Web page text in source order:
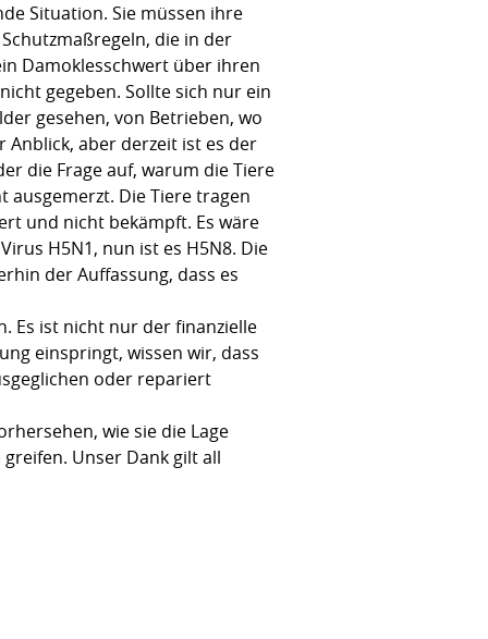
Situation. Sie müssen ihre
die in der
Damoklesschwert über ihren
gegeben. Sollte sich nur ein
gesehen, von Betrieben, wo
aber derzeit ist es der
die Frage auf, warum die Tiere
ausgemerzt. Die Tiere tragen
und nicht bekämpft. Es wäre
H5N1, nun ist es H5N8. Die
der Auffassung, dass es
Es ist nicht nur der finanzielle
einspringt, wissen wir, dass
oder repariert
wie sie die Lage
Unser Dank gilt all